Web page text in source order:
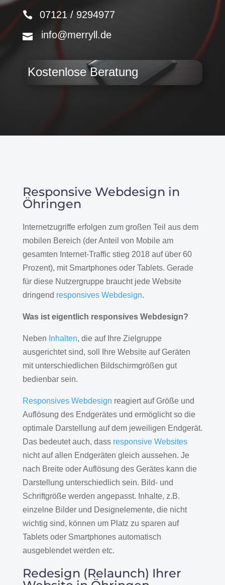
07121 / 9294977
info@merryll.de
Kostenlose Beratung
Responsive Webdesign in
Öhringen
Internetzugriffe erfolgen zum großen Teil aus dem
mobilen Bereich (der Anteil von Mobile am
gesamten Internet-Traffic stieg 2018 auf über 60
Prozent), mit Smartphones oder Tablets. Gerade
für diese Nutzergruppe braucht jede Website
dringend responsives Webdesign.
Was ist eigentlich responsives Webdesign?
Neben Inhalten, die auf Ihre Zielgruppe
ausgerichtet sind, soll Ihre Website auf Geräten
mit unterschiedlichen Bildschirmgrößen gut
bedienbar sein.
Responsives Webdesign reagiert auf Größe und
Auflösung des Endgerätes und ermöglicht so die
optimale Darstellung auf dem jeweiligen Endgerät.
Das bedeutet auch, dass responsive Websites
nicht auf allen Endgeräten gleich aussehen. Je
nach Breite oder Auflösung des Gerätes kann die
Darstellung unterschiedlich sein. Bild- und
Schriftgröße werden angepasst. Inhalte, z.B.
einzelne Bilder und Designelemente, die nicht
wichtig sind, können um Platz zu sparen auf
Tablets oder Smartphones automatisch
ausgeblendet werden etc.
Redesign (Relaunch) Ihrer